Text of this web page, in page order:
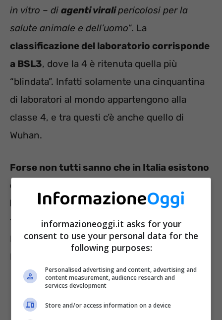
in vitro – di agenti viralipericolosi per la
salute animale e dell’uomo“. La
classificazione del laboratorio corrisponde
a BSL3, dove la 4 è ritenuta quella più
“blindata”. Infatti solamente una cinquantina
di laboratori al mondo appartengono alla
classe 4, e tra questi c’è anche quello di
Wuhan.
Forse non tutti sanno che in Italia esistono
diversi laboratori di questo tipo, sia di
livello 3 che 4. Di quest’ultima categoria ne
troviamo ben due all’Ospedale Luigi Sacco di
Milano e all’Istituto Nazionale per le Malattie
Infettive Lazzaro Spallanzani di Roma.
informazioneoggi.it asks for your
consent to use your personal data for the
following purposes:
Personalised advertising and content, advertising and
content measurement, audience research and
services development
Store and/or access information on a device